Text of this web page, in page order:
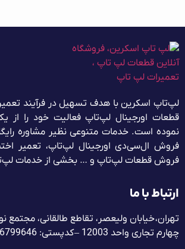
لپ‌تاپ اسکرین با هدف تسهیل در فرآیند
قطعات اورجینال لپ‌تاپ فعالیت خود را از
نموده است. خدمات متنوعی نظیر مشاوره
فروش ال‌سی‌دی اورجینال لپ‌تاپ، تعمیر
فروش قطعات لپ‌تاپ و … بخشی از خدمات
ارتباط با ما
تهران، خیابان ولیعصر، تقاطع طالقانی، مجتمع
چهارم تجاری واحد 12003 – کدپستی: 1416799646